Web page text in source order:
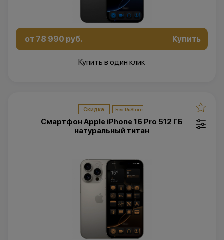
от 78 990 руб. Купить
Купить в один клик
Скидка
Смартфон Apple iPhone 16 Pro 512 ГБ
натуральный титан